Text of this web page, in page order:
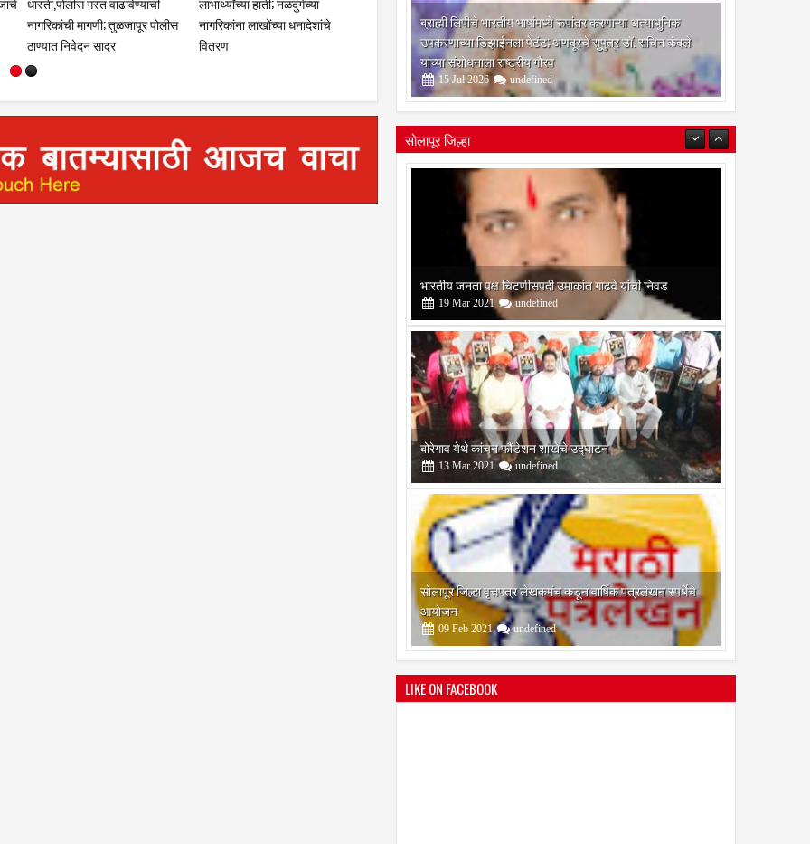
सहकुटुंब पूजा-अर्चा
प्रबोधन
ब्राह्मी लिपीचे भारतीय भाषांमध्ये रूपांतर करणाऱ्या अत्याधुनिक
उपकरणाच्या डिझाईनला पेटंट; अणदूरचे सुपुत्र डॉ. सचिन कंदले
यांच्या संशोधनाला राष्ट्रीय गौरव
15 Jul 2026 undefined
सोलापूर जिल्हा
बोरेगाव येथे कांचन फौंडेशन शाखेचे उद्घाटन
13 Mar 2021 undefined
सोलापूर जिल्हा वृत्तपत्र लेखकमंच कडून वार्षिक पत्रलेखन स्पर्धेचे
आयोजन
09 Feb 2021 undefined
श्री मल्लिकार्जुन प्रशालेकडून उमाकांत गाढवे यांचा सत्कार
25 Mar 2021 undefined
LIKE ON FACEBOOK